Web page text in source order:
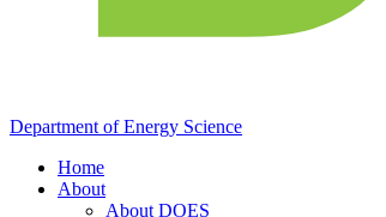
Department ofEnergy Science
Home
About
About DOES